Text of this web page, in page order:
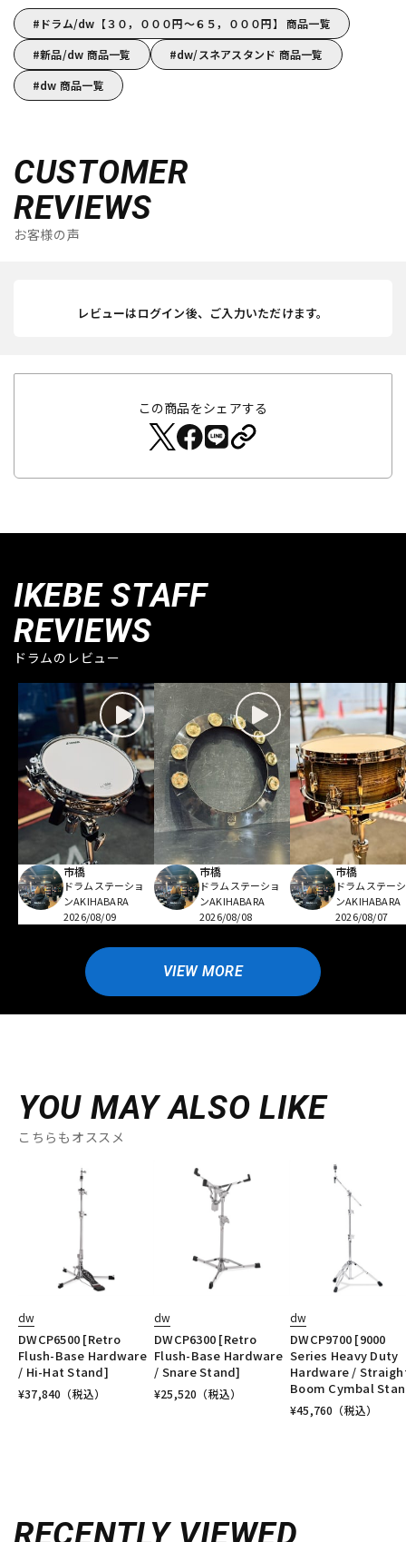
ドラム/dw【３０，０００円～６５，０００円】 商品一覧
新品/dw 商品一覧
dw/スネアスタンド 商品一覧
dw 商品一覧
CUSTOMER
REVIEWS
お客様の声
レビューはログイン後、ご入力いただけます。
この商品をシェアする
IKEBE STAFF
REVIEWS
ドラムのレビュー
市橋
ドラムステーショ
ンAKIHABARA
2026/08/09
市橋
ドラムステーショ
ンAKIHABARA
2026/08/08
市橋
ドラムステー
ンAKIHABARA
2026/08/07
VIEW MORE
YOU MAY ALSO LIKE
こちらもオススメ
dw
DWCP6500 [Retro
Flush-Base Hardware
/ Hi-Hat Stand]
¥37,840 （税込）
dw
DWCP6300 [Retro
Flush-Base Hardware
/ Snare Stand]
¥25,520 （税込）
dw
DWCP9700 [9000
Series Heavy Duty
Hardware /
Boom Cymbal
¥45,760 （税込）